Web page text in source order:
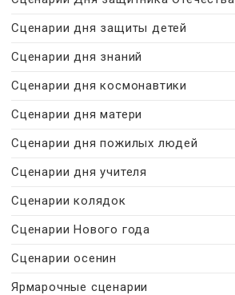
Сценарии дня защиты детей
Сценарии дня знаний
Сценарии дня космонавтики
Сценарии дня матери
Сценарии дня пожилых людей
Сценарии дня учителя
Сценарии колядок
Сценарии Нового года
Сценарии осенин
Ярмарочные сценарии